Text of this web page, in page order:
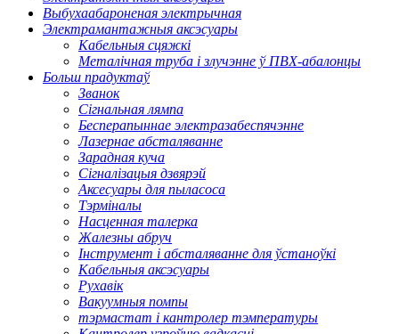
Выбухаабароненая электрычная
Электрамантажныя аксэсуары
Кабельныя сцяжкі
Металічная труба і злучэнне ў ПВХ-абалонцы
Больш прадуктаў
Званок
Сігнальная лямпа
Бесперапыннае электразабеспячэнне
Лазернае абсталяванне
Зарадная куча
Сігналізацыя дзвярэй
Аксесуары для пыласоса
Тэрміналы
Насценная талерка
Жалезны абруч
Інструмент і абсталяванне для ўстаноўкі
Кабельныя аксэсуары
Рухавік
Вакуумныя помпы
тэрмастат і кантролер тэмпературы